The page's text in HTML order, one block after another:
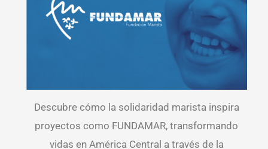
Descubre cómo la solidaridad marista inspira
proyectos como FUNDAMAR, transformando
vidas en América Central a través de la